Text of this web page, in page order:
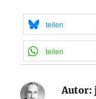
teilen
teilen
Autor: